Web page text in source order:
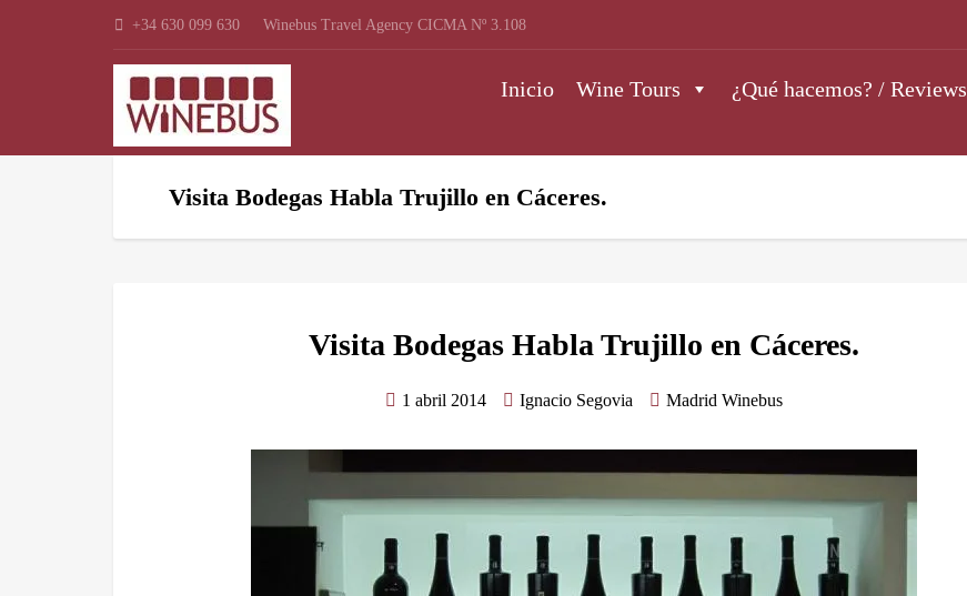
+34 630 099 630 Winebus Travel Agency CICMA Nº 3.108
Inicio Wine Tours ¿Qué hacemos? / Reviews
Visita Bodegas Habla Trujillo en Cáceres.
Visita Bodegas Habla Trujillo en Cáceres.
1 abril 2014 Ignacio Segovia Madrid Winebus